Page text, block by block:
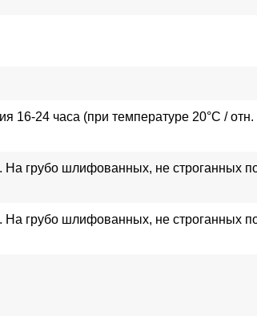
16-24 часа (при температуре 20°C /
грубо шлифованных, не строганных
грубо шлифованных, не строганных